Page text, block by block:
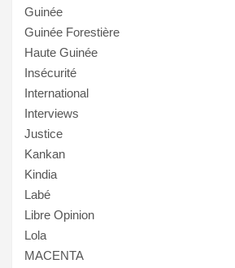
Guinée
Guinée Forestière
Haute Guinée
Insécurité
International
Interviews
Justice
Kankan
Kindia
Labé
Libre Opinion
Lola
MACENTA